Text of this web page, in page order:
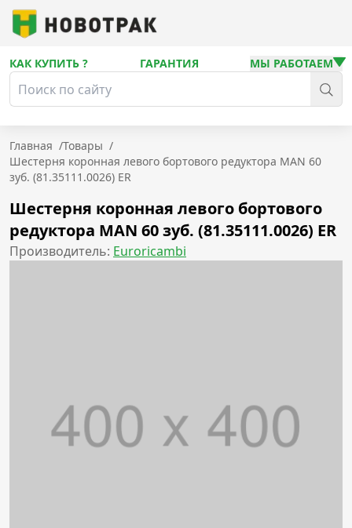
КАК КУПИТЬ ? ГАРАНТИЯ МЫ РАБОТАЕМ
Главная /Товары /
Шестерня коронная левого бортового редуктора MAN 60
зуб. (81.35111.0026) ER
Шестерня коронная левого бортового
редуктора MAN 60 зуб. (81.35111.0026) ER
Производитель: Euroricambi